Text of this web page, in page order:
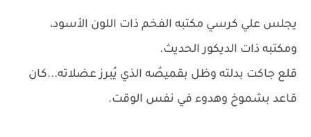
يجلس علي كرسي مكتبه الفخم ذات اللون الأسود،
ومكتبه ذات الديكور الحديث.
قلع جاكت بدلته وظل بقميصُه الذي يُبرز عضلاته...كان
قاعد بشموخ وهدوء في نفس الوقت.